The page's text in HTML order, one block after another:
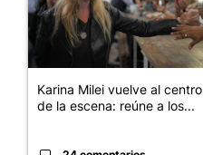
Karina Milei vuelve al centro
de la escena: reúne a los...